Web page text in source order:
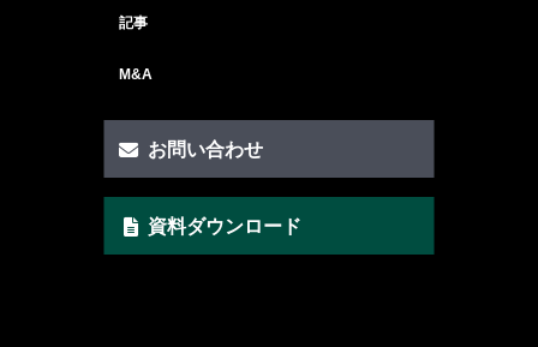
セキュリティ顧問サービス
脆弱性診断サービス
AI Securityサービス
ニュース トップ
記事
M&A
お問い合わせ
資料ダウンロード